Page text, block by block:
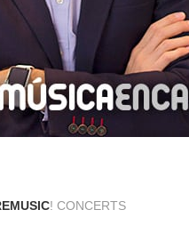
! CONCERTS